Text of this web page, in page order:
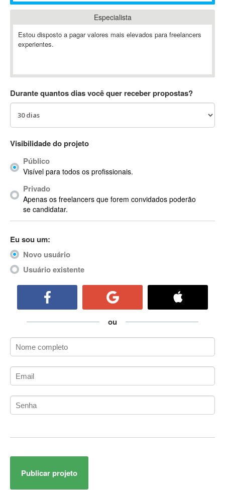
Ableton Push
Abstract
Abstract Window Toolkit (AWT)
Absynth
AC3
AccountMate
ACDSee
ACID Pro
ACPI
Acrobat X
ACT
Actian
Actimize
ActionScript 3
Active Directory
ActiveCollab
ActiveX
ActiveX Data Objects (ADO)
Ada
Adianti Framework
ADK
Administração
Administração de Artistas e Repertórios
Administração de Redes
Administração PostgreSQL
ADO.NET Entity Framework
Especialista
Estou disposto a pagar valores mais elevados para freelancers
experientes.
Durante quantos dias você quer receber propostas?
Visibilidade do projeto
Público
Visível para todos os profissionais.
Privado
Apenas os freelancers que forem convidados poderão
se candidatar.
Eu sou um:
Novo usuário
Usuário existente
ou
Publicar projeto